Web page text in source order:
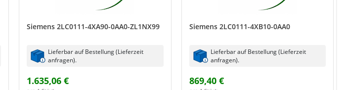
Siemens 2LC0111-4XA90-0AA0-ZL1NX99
Lieferbar auf Bestellung (Lieferzeit
anfragen).
1.635,06 €
Siemens 2LC0111-4XB10-0AA0
Lieferbar auf Bestellung (Lieferzeit
anfragen).
869,40 €